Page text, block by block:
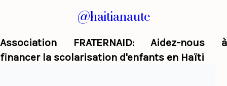
@haitianaute
Association FRATERNAID: Aidez-nous à
financer la scolarisation d'enfants en Haïti